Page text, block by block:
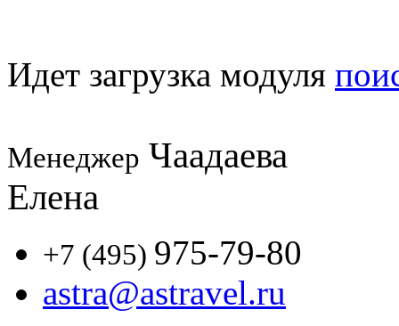
Идет загрузка модуля
Менеджер Чаадаева
Елена
+7 (495) 975-79-80
astra@astravel.ru